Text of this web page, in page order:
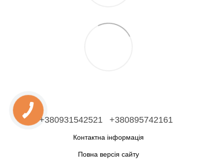
+380931542521 +380895742161
Контактна інформація
Повна версія сайту